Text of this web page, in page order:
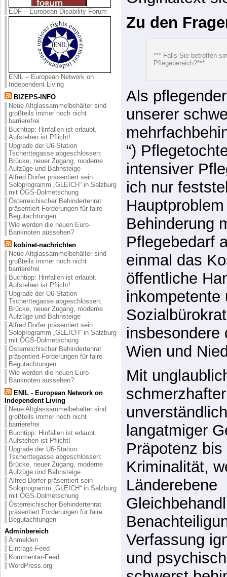
EDF – European Disability Forum
ENIL – European Network on
Independent Living
BIZEPS-INFO
Neue Altglassammelbehälter sind
großteils immer noch nicht
barrierefrei
Buchtipp: Hinfallen ist erlaubt.
Aufstehen ist Pflicht!
Upgrade der U6-Station
Tscherttegasse abgeschlossen:
Brücke, neuer Zugang, moderne
Aufzüge und Bahnsteige
Alfred Dorfer präsentiert sein
Soloprogramm „GLEICH“ in Salzburg
mit ÖGS-Dolmetschung
Österreichischer Behindertenrat
präsentiert Forderungen für faire
Begutachtungen
Wie werden die neuen Euro-
Banknoten aussehen?
kobinet-nachrichten
Neue Altglassammelbehälter sind
großteils immer noch nicht
barrierefrei
Buchtipp: Hinfallen ist erlaubt.
Aufstehen ist Pflicht!
Upgrade der U6-Station
Tscherttegasse abgeschlossen:
Brücke, neuer Zugang, moderne
Aufzüge und Bahnsteige
Alfred Dorfer präsentiert sein
Soloprogramm „GLEICH“ in Salzburg
mit ÖGS-Dolmetschung
Österreichischer Behindertenrat
präsentiert Forderungen für faire
Begutachtungen
Wie werden die neuen Euro-
Banknoten aussehen?
ENIL - European Network on
Independent Living
Neue Altglassammelbehälter sind
großteils immer noch nicht
barrierefrei
Buchtipp: Hinfallen ist erlaubt.
Aufstehen ist Pflicht!
Upgrade der U6-Station
Tscherttegasse abgeschlossen:
Brücke, neuer Zugang, moderne
Aufzüge und Bahnsteige
Alfred Dorfer präsentiert sein
Soloprogramm „GLEICH“ in Salzburg
mit ÖGS-Dolmetschung
Österreichischer Behindertenrat
präsentiert Forderungen für faire
Begutachtungen
Adminbereich
Anmelden
Eintrags-Feed
Position 9:
Originaltext
Zu den
*** Falls Sie betroffen
Pflegebereich?***
Als
unserer
“)
intensiver
ich nur
Behinderung
Pflegebedarf
einmal das
öffentliche
inkompetente
insbesondere
Wien und
Mit
langatmiger
Präpotenz
Kriminalität,
Länderebene